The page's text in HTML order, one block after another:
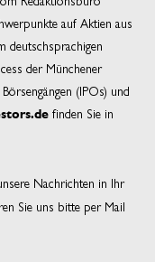
auf Aktien aus
deutschsprachigen
der Münchener
(IPOs) und
finden Sie in
Nachrichten in Ihr
Sie uns bitte per Mail